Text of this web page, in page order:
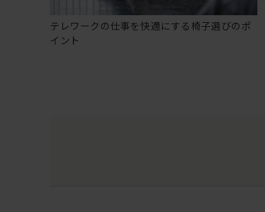
テレワークの仕事を快適にする椅子選びのポ
イント